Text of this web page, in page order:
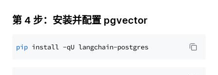
第 4 步：安装并配置 pgvector
pip